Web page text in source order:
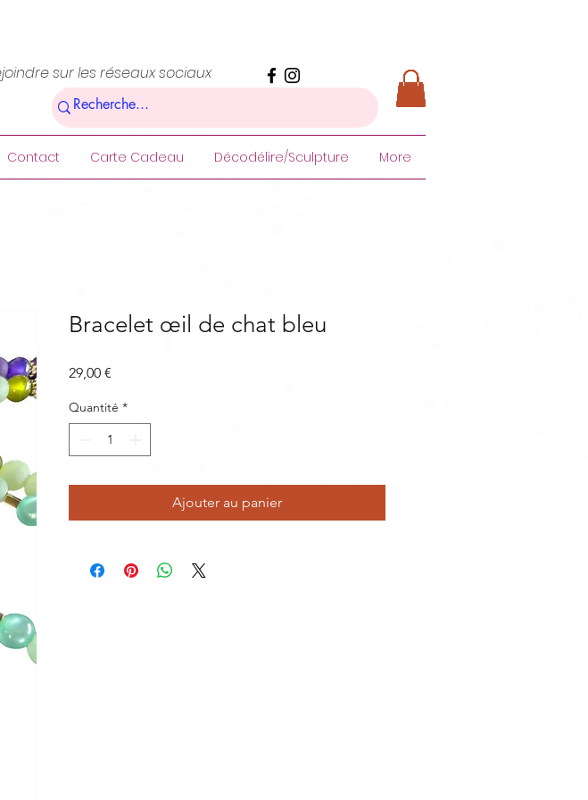
sur les réseaux sociaux
Contact Carte Cadeau Décodélire/Sculpture More
Bracelet œil de chat bleu
29,00 €
Quantité *
Ajouter au panier